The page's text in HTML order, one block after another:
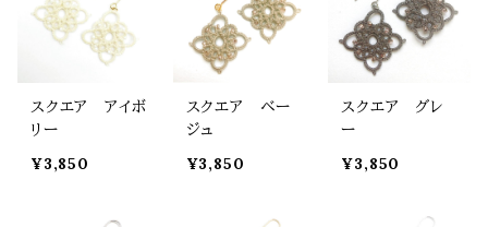
スクエア アイボ
リー
¥3,850
スクエア ベー
ジュ
¥3,850
スクエア グレ
ー
¥3,850